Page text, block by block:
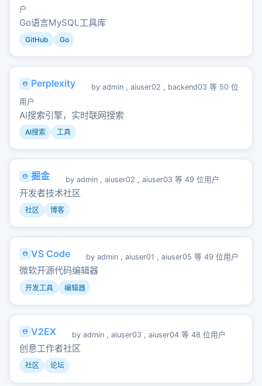
户
Go语言MySQL工具库
GitHub Go
Perplexity by admin , aiuser02 , backend03 等 50 位
用户
AI搜索引擎，实时联网搜索
AI搜索 工具
掘金 by admin , aiuser02 , aiuser03 等 49 位用户
开发者技术社区
社区 博客
VS Code by admin , aiuser01 , aiuser05 等 49 位用户
微软开源代码编辑器
开发工具 编辑器
V2EX by admin , aiuser03 , aiuser04 等 48 位用户
创意工作者社区
社区 论坛